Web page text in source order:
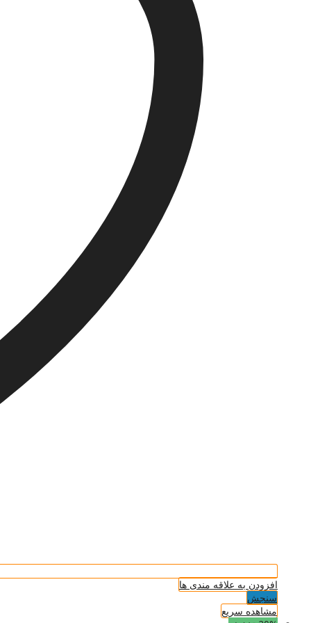
افزودن به علاقه مندی ها
سنجش
مشاهده سریع